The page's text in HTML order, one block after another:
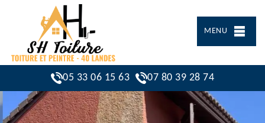
MENU
05 33 06 15 63 07 80 39 28 74